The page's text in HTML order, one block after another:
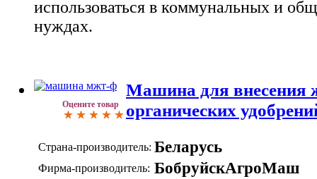
использоваться в коммунальных и
нуждах.
Оцените товар
Машина для внесения
органических
Страна-производитель: Беларусь
Фирма-производитель: БобруйскАгроМаш